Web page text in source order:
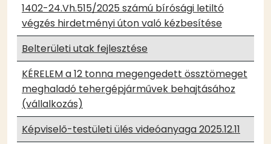
1402-24.Vh.515/2025 számú bírósági letiltó
végzés hirdetményi úton való kézbesítése
Belterületi utak fejlesztése
KÉRELEM a 12 tonna megengedett össztömeget
meghaladó tehergépjárművek behajtásához
(vállalkozás)
Képviselő-testületi ülés videóanyaga 2025.12.11